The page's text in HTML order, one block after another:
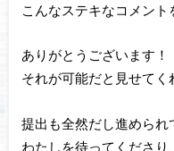
こんなステキなコメント
ありがとうございます！
それが可能だと見せて
提出も全然だし進められ
わたしを待ってくださり、